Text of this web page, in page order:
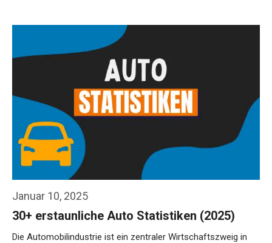
Januar 10, 2025
30+ erstaunliche Auto Statistiken (2025)
Die Automobilindustrie ist ein zentraler Wirtschaftszweig in